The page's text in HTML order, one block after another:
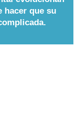
hacer que su